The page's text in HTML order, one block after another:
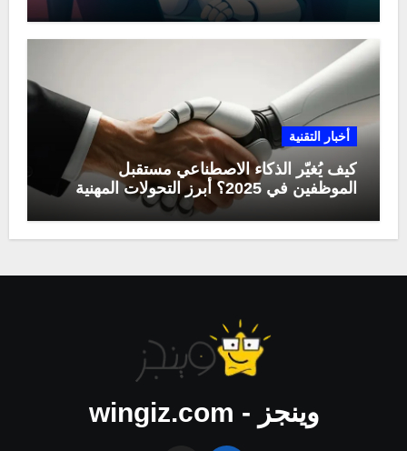
أخبار التقنية
كيف يُغيّر الذكاء الاصطناعي مستقبل
الموظفين في 2025؟ أبرز التحولات المهنية
وينجز - wingiz.com